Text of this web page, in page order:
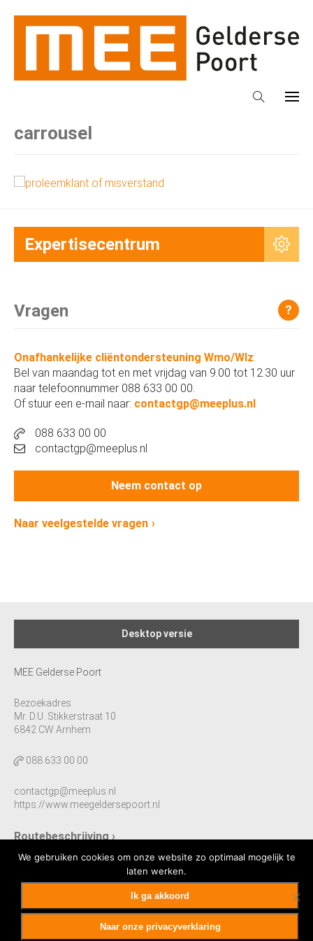
carrousel
Expertisecentrum
Vragen ?
Onafhankelijke cliëntondersteuning Wmo/Wlz:
Bel van maandag tot en met vrijdag van 9.00 tot 12.30 uur
naar telefoonnummer 088 633 00 00.
Of stuur een e-mail naar: contactgp@meeplus.nl
088 633 00 00
contactgp@meeplus.nl
Neem contact op
Naar veelgestelde vragen
Desktop versie
MEE Gelderse Poort
Bezoekadres
Mr. D.U. Stikkerstraat 10
6842 CW Arnhem
088 633 00 00
contactgp@meeplus.nl
https://www.meegeldersepoort.nl
Routebeschrijving ›
Algemene Voorwaarden Privacyverklaring
We gebruiken cookies om onze website zo optimaal mogelijk te
laten werken.
Ik ga akkoord
Naar onze privacyverklaring